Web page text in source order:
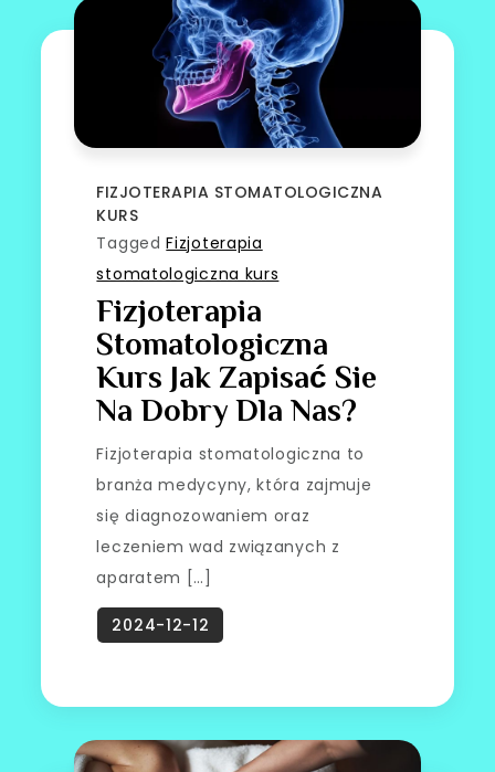
FIZJOTERAPIA STOMATOLOGICZNA
KURS
TaggedFizjoterapia
stomatologiczna kurs
Fizjoterapia
Stomatologiczna
Kurs Jak Zapisać Sie
Na Dobry Dla Nas?
Fizjoterapia stomatologiczna to
branża medycyny, która zajmuje
się diagnozowaniem oraz
leczeniem wad związanych z
aparatem […]